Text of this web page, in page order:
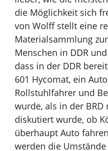
die Möglichkeit sich
von Wolff stellt eine
Materialsammlung
Menschen in DDR
dass in der DDR
601 Hycomat, ein
Rollstuhlfahrer und
wurde, als in der
diskutiert wurde, ob
überhaupt Auto
werden die